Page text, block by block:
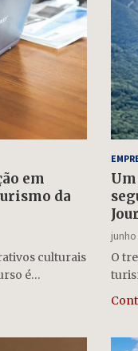
em
da
culturais
é…
O